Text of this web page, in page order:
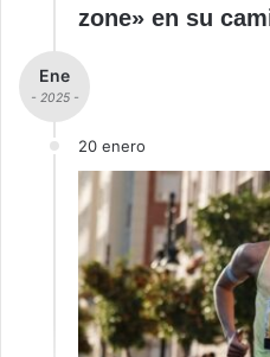
zone» en su
Ene
- 2025 -
20 enero